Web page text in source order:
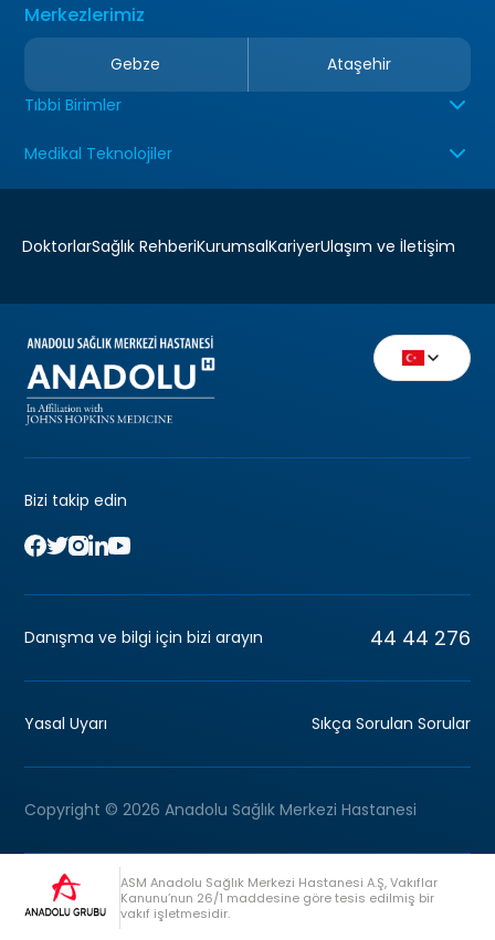
Merkezlerimiz
Gebze
Ataşehir
Tıbbi Birimler
Medikal Teknolojiler
DoktorlarSağlık RehberiKurumsalKariyerUlaşım ve İletişim
Bizi takip edin
Danışma ve bilgi için bizi arayın 44 44 276
Yasal Uyarı Sıkça Sorulan Sorular
Copyright © 2026 Anadolu Sağlık Merkezi Hastanesi
ASM Anadolu Sağlık Merkezi Hastanesi A.Ş, Vakıflar
Kanunu’nun 26/1 maddesine göre tesis edilmiş bir
vakıf işletmesidir.